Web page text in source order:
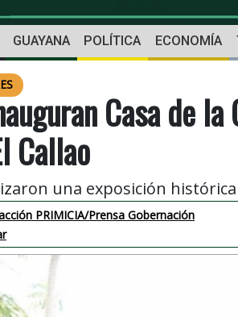
GUAYANA POLÍTICA ECONOMÍA
Casa de
Callao
una exposición
PRIMICIA/Prensa Gobernación